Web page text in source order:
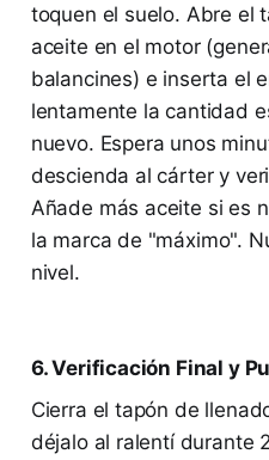
toquen el suelo. Abre el
aceite en el motor
balancines) e inserta el
lentamente la cantidad
nuevo. Espera unos
descienda al cárter y
Añade más aceite si es
la marca de "máximo".
nivel.
6. Verificación Final y
Cierra el tapón de
déjalo al ralentí durante